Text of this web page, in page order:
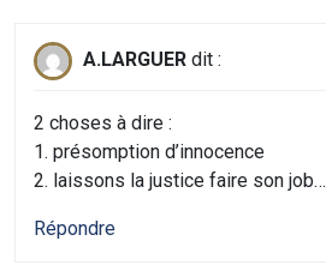
A.LARGUER dit :
2 choses à dire :
1. présomption d’innocence
2. laissons la justice faire son job…
Répondre